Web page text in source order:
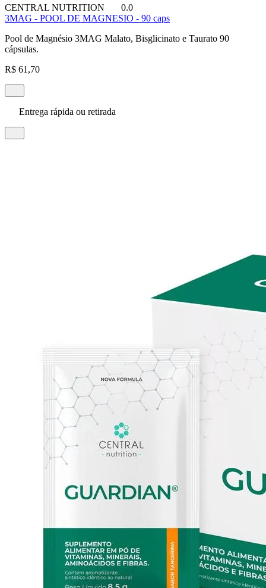
CENTRAL NUTRITION
0.0
3MAG - POOL DE MAGNESIO - 90 caps
Pool de Magnésio 3MAG Malato, Bisglicinato e Taurato 90
cápsulas.
R$ 61,70
Entrega rápida ou retirada